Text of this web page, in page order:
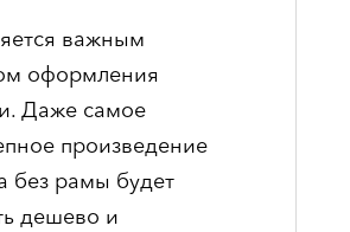
важным
оформления
Даже самое
произведение
без рамы будет
дешево и